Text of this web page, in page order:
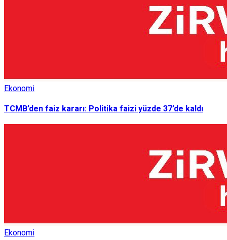
Ekonomi
TCMB’den faiz kararı: Politika faizi yüzde 37’de kaldı
Ekonomi